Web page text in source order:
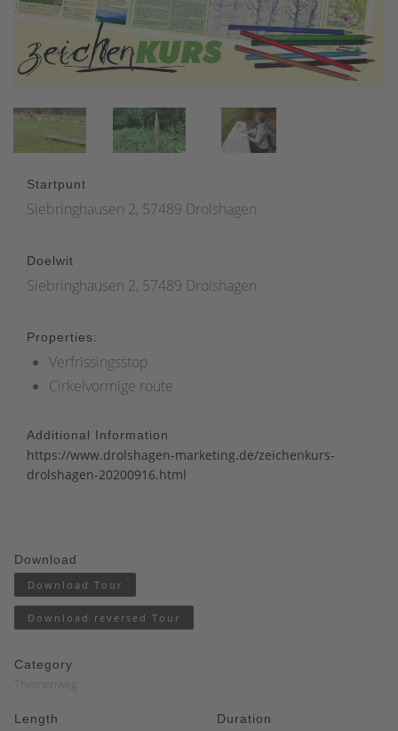
Startpunt
Siebringhausen 2, 57489 Drolshagen
Doelwit
Siebringhausen 2, 57489 Drolshagen
Properties:
Verfrissingsstop
Cirkelvormige route
Additional Information
https://www.drolshagen-marketing.de/zeichenkurs-
drolshagen-20200916.html
Download
Download Tour
Download reversed Tour
Category
Themenweg
Length Duration